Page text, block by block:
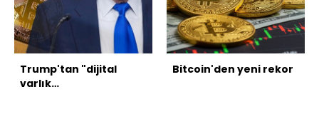
Trump'tan "dijital
varlık
Bitcoin'den yeni rekor